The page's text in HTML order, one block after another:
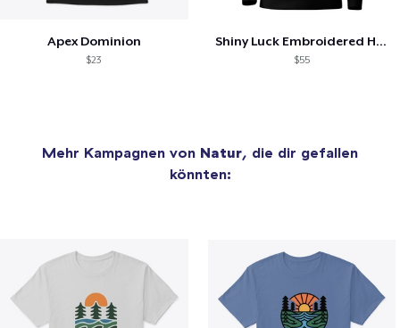
Apex Dominion
$23
Shiny Luck Embroidered Hoodie
$55
Mehr Kampagnen von Natur, die dir gefallen
könnten: